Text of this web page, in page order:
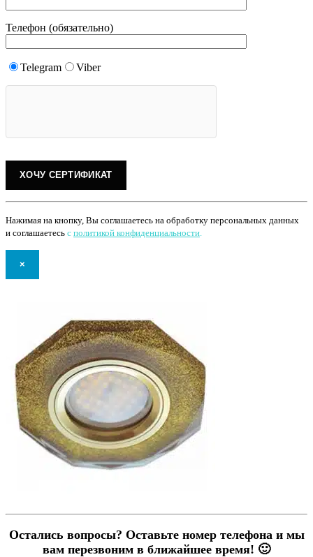
Телефон (обязательно)
Telegram Viber
Нажимая на кнопку, Вы соглашаетесь на обработку персональных данных
и соглашаетесь с политикой конфиденциальности
×
Остались вопросы? Оставьте номер телефона и мы
вам перезвоним в ближайшее время! 🙂